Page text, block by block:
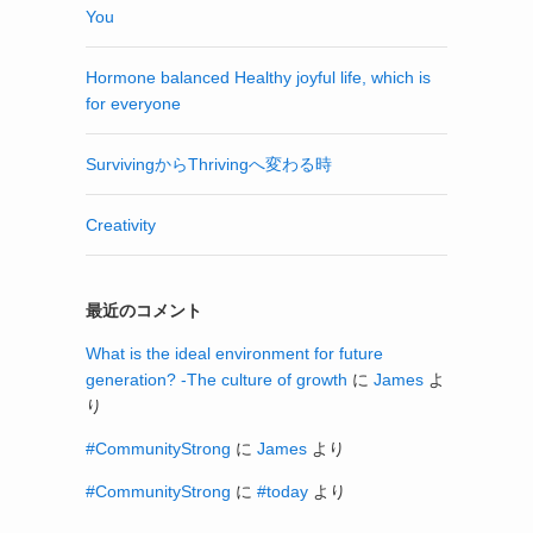
You
Hormone balanced Healthy joyful life, which is
for everyone
SurvivingからThrivingへ変わる時
Creativity
最近のコメント
What is the ideal environment for future
generation? -The culture of growth に James よ
り
#CommunityStrong に James より
#CommunityStrong に #today より